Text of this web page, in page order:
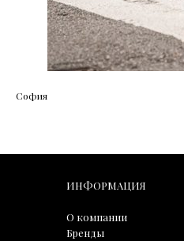
София
ИНФОРМАЦИЯ
О компании
Бренды